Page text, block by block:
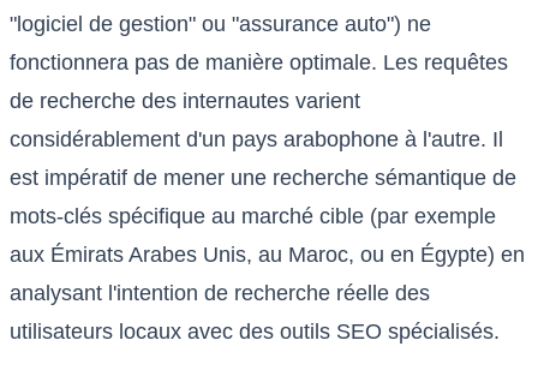
"logiciel de gestion" ou "assurance auto") ne
fonctionnera pas de manière optimale. Les requêtes
de recherche des internautes varient
considérablement d'un pays arabophone à l'autre. Il
est impératif de mener une recherche sémantique de
mots-clés spécifique au marché cible (par exemple
aux Émirats Arabes Unis, au Maroc, ou en Égypte) en
analysant l'intention de recherche réelle des
utilisateurs locaux avec des outils SEO spécialisés.